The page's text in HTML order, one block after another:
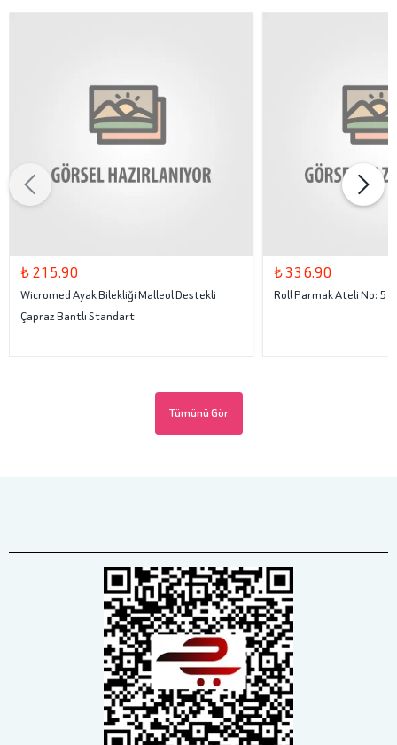
₺ 215.90
Wicromed Ayak Bilekliği Malleol Destekli
Çapraz Bantlı Standart
₺ 336.90
Roll Parmak Ateli No: 5
Tümünü Gör